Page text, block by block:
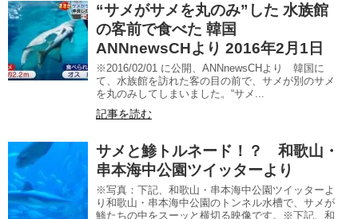
“サメがサメを丸のみ”した 水族館
の客前で食べた 韓国
ANNnewsCHより 2016年2月1日
※2016/02/01 に公開、ANNnewsCHより 韓国に
て、水族館を訪れた客の目の前で、サメが別のサメ
を丸のみしてしまいました。“サメ...
記事を読む
サメと鯵トルネード！？ 和歌山・
串本海中公園ツイッターより
※写真：下記、和歌山・串本海中公園ツイッターよ
り和歌山・串本海中公園のトンネル水槽で、サメが
鯵たちの中をスーッと横切る映像です。※下記、和